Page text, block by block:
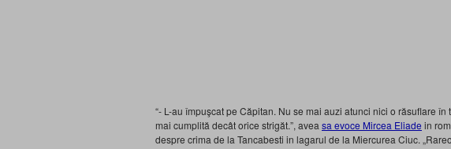
“- L-au împuşcat pe Căpitan. Nu se mai auzi atunci nici o răsuflare
mai cumplită decât orice strigăt.”, avea sa evoce Mircea Eliade in
despre crima de la Tancabesti in lagarul de la Miercurea Ciuc.